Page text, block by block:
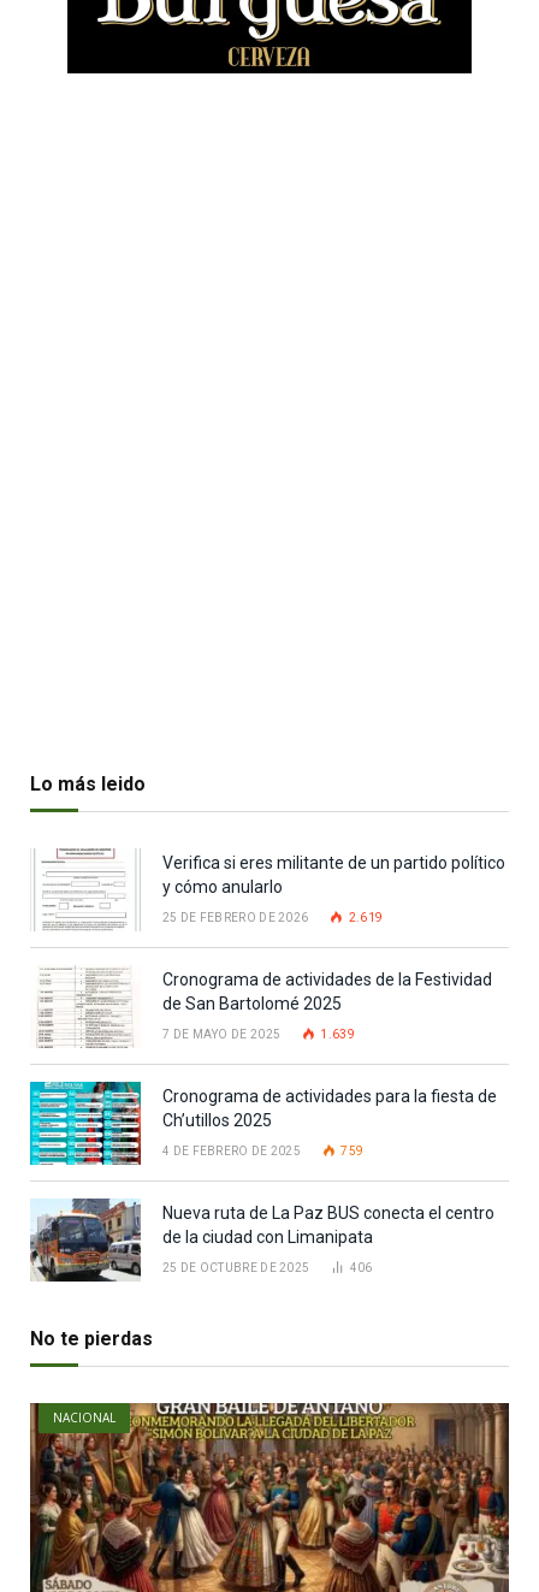
Lo más leido
Verifica si eres militante de un partido político
y cómo anularlo
25 DE FEBRERO DE 2026 2.619
Cronograma de actividades de la Festividad
de San Bartolomé 2025
7 DE MAYO DE 2025 1.639
Cronograma de actividades para la fiesta de
Ch’utillos 2025
4 DE FEBRERO DE 2025 759
Nueva ruta de La Paz BUS conecta el centro
de la ciudad con Limanipata
25 DE OCTUBRE DE 2025 406
No te pierdas
NACIONAL